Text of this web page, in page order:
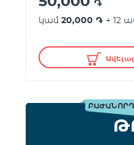
֏
կամ 20,000 ֏ + 12